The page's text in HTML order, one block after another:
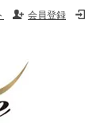
会員登録